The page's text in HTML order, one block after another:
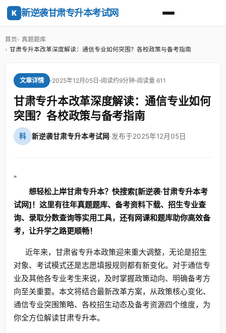
K 新逆袭甘肃专升本考试网
首页
真题题库
甘肃专升本改革深度解读：通信专业如何突围？各校政策与备考指南
文章详情 2025年12月05日 阅读约9分钟 阅读量 611
甘肃专升本改革深度解读：通信专业如何
突围？各校政策与备考指南
科 新逆袭甘肃专升本考试网·发布于2025年12月05日
"
想轻松上岸甘肃专升本？快搜索[新逆袭·甘肃专升本考
试网]！这里有往年真题题库、备考资料下载、招生专业查
询、录取分数查询等实用工具，还有网课和题库助你高效备
考，让升学之路更顺畅！
近年来，甘肃省专升本政策迎来重大调整，无论是招生
对象、考试模式还是志愿填报规则都有新变化。对于通信专
业及其他各专业考生来说，及时掌握政策动向、明确备考方
向至关重要。本文将结合最新改革方案，从政策核心变化、
通信专业突围策略、各校招生动态及备考资源四个维度，为
你全方位解读甘肃专升本。